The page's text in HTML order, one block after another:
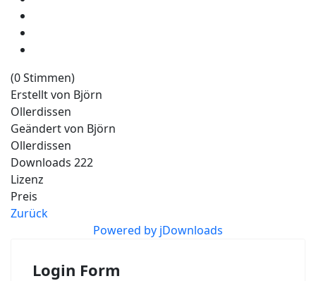
(0 Stimmen)
Erstellt von Björn
Ollerdissen
Geändert von Björn
Ollerdissen
Downloads 222
Lizenz
Preis
Zurück
Powered by jDownloads
Login Form